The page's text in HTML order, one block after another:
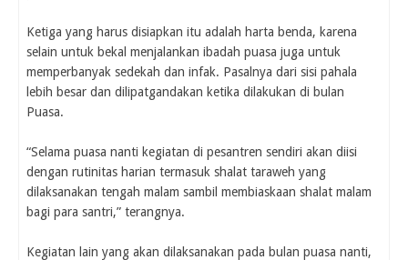
Ketiga yang harus disiapkan itu adalah harta benda, karena
selain untuk bekal menjalankan ibadah puasa juga untuk
memperbanyak sedekah dan infak. Pasalnya dari sisi pahala
lebih besar dan dilipatgandakan ketika dilakukan di bulan
Puasa.
“Selama puasa nanti kegiatan di pesantren sendiri akan diisi
dengan rutinitas harian termasuk shalat taraweh yang
dilaksanakan tengah malam sambil membiaskaan shalat malam
bagi para santri,” terangnya.
Kegiatan lain yang akan dilaksanakan pada bulan puasa nanti,